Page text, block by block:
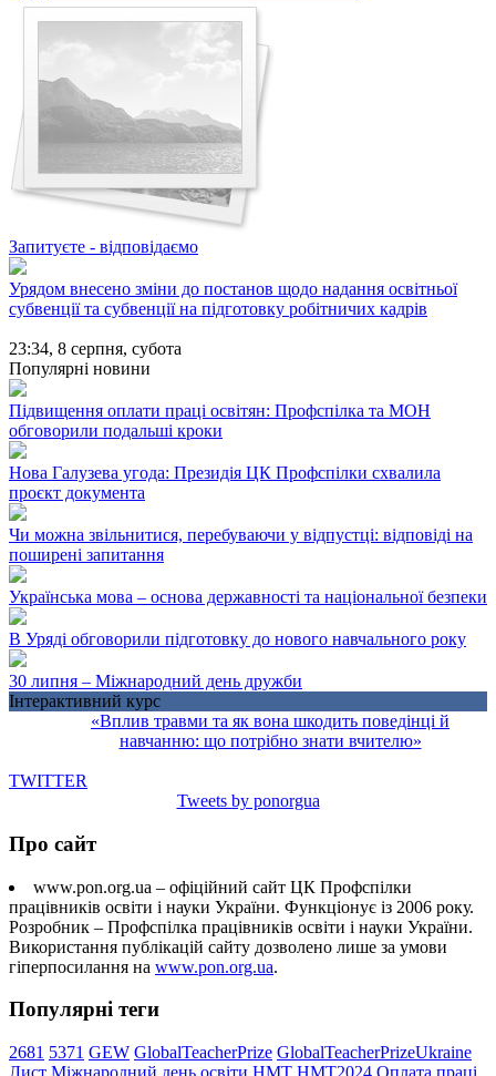
Запитуєте - відповідаємо
Урядом внесено зміни до постанов щодо надання освітньої
субвенції та субвенції на підготовку робітничих кадрів
23:34, 8 серпня, субота
Популярні новини
Підвищення оплати праці освітян: Профспілка та МОН
обговорили подальші кроки
Нова Галузева угода: Президія ЦК Профспілки схвалила
проєкт документа
Чи можна звільнитися, перебуваючи у відпустці: відповіді на
поширені запитання
Українська мова – основа державності та національної безпеки
В Уряді обговорили підготовку до нового навчального року
30 липня – Міжнародний день дружби
Інтерактивний курс
«Вплив травми та як вона шкодить поведінці й
навчанню: що потрібно знати вчителю»
TWITTER
Tweets by ponorgua
Про сайт
www.pon.org.ua – офіційний сайт ЦК Профспілки
працівників освіти і науки України. Функціонує із 2006 року.
Розробник – Профспілка працівників освіти і науки України.
Використання публікацій сайту дозволено лише за умови
гіперпосилання на www.pon.org.ua.
Популярні теги
2681 5371 GEW GlobalTeacherPrize GlobalTeacherPrizeUkraine